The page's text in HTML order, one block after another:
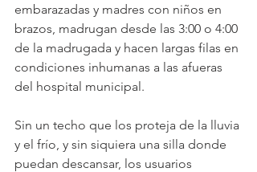
embarazadas y madres con niños en
brazos, madrugan desde las 3:00 o 4:00
de la madrugada y hacen largas filas en
condiciones inhumanas a las afueras
del hospital municipal.
Sin un techo que los proteja de la lluvia
y el frío, y sin siquiera una silla donde
puedan descansar, los usuarios